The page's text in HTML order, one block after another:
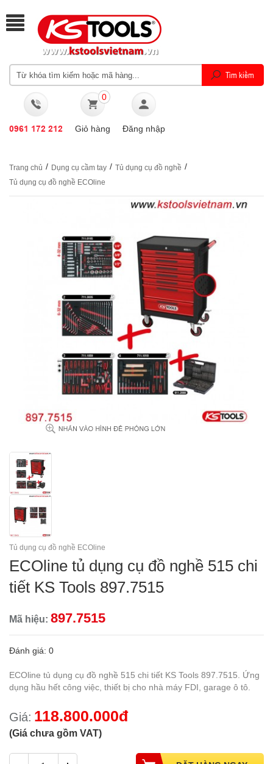
0961 172 212
0
Giỏ hàng Đăng nhập
Trang chủ / Dụng cụ cầm tay / Tủ dụng cụ đồ nghề /
Tủ dụng cụ đồ nghề ECOline
Tủ dụng cụ đồ nghề ECOline
ECOline tủ dụng cụ đồ nghề 515 chi
tiết KS Tools 897.7515
Mã hiệu: 897.7515
Đánh giá: 0
ECOline tủ dụng cụ đồ nghề 515 chi tiết KS Tools 897.7515. Ứng
dụng hầu hết công việc, thiết bị cho nhà máy FDI, garage ô tô.
Giá: 118.800.000đ
(Giá chưa gồm VAT)